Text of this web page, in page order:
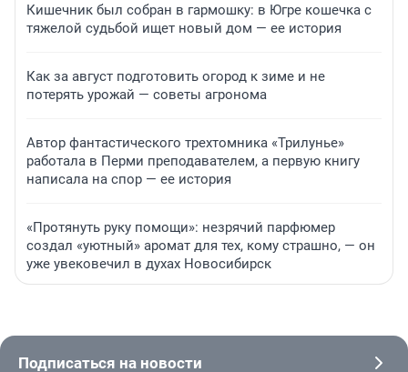
Кишечник был собран в гармошку: в Югре кошечка с
тяжелой судьбой ищет новый дом — ее история
Как за август подготовить огород к зиме и не
потерять урожай — советы агронома
Автор фантастического трехтомника «Трилунье»
работала в Перми преподавателем, а первую книгу
написала на спор — ее история
«Протянуть руку помощи»: незрячий парфюмер
создал «уютный» аромат для тех, кому страшно, — он
уже увековечил в духах Новосибирск
Подписаться на новости